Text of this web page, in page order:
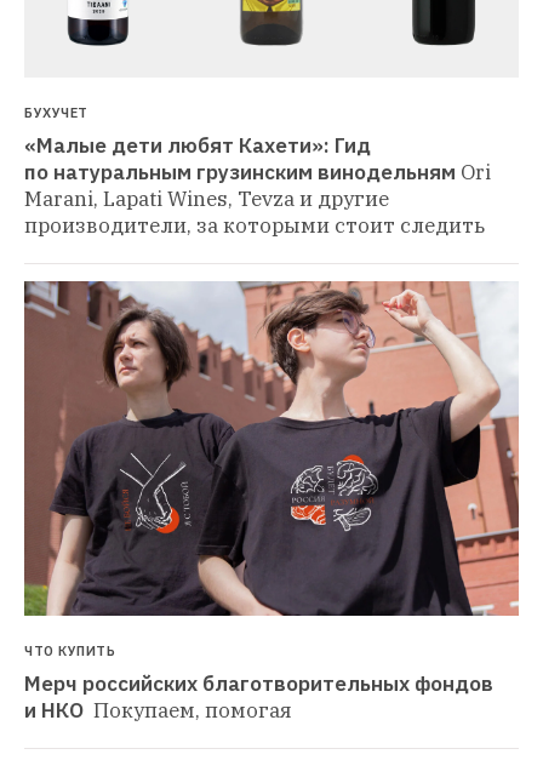
БУХУЧЕТ
«Малые дети любят Кахети»: Гид
по натуральным грузинским винодельням Ori
Marani, Lapati Wines, Tevza и другие
производители, за которыми стоит следить
ЧТО КУПИТЬ
Мерч российских благотворительных фондов
и НКО Покупаем, помогая